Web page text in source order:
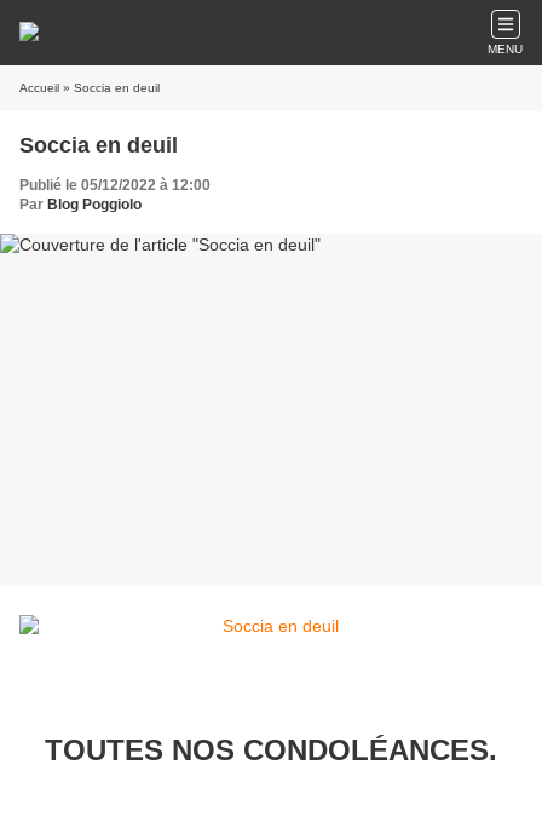
MENU
Accueil » Soccia en deuil
Soccia en deuil
Publié le 05/12/2022 à 12:00
Par Blog Poggiolo
TOUTES NOS CONDOLÉANCES.